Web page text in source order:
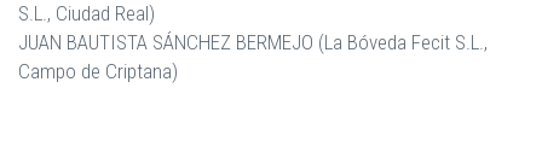
S.L., Ciudad Real)
JUAN BAUTISTA SÁNCHEZ BERMEJO (La Bóveda Fecit S.L.,
Campo de Criptana)